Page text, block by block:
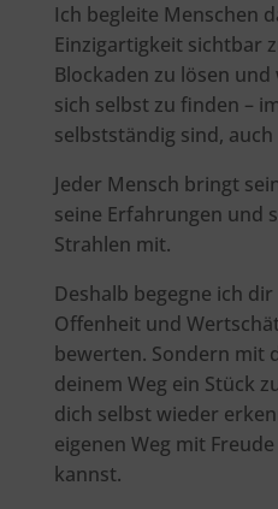
Ich begleite Menschen
Einzigartigkeit sichtbar
Blockaden zu lösen
sich selbst zu finden –
selbstständig sind,
Jeder Mensch bringt
seine Erfahrungen und
Strahlen mit.
Deshalb begegne ich
Offenheit und
bewerten. Sondern mit
deinem Weg ein Stück
dich selbst wieder
eigenen Weg mit
kannst.